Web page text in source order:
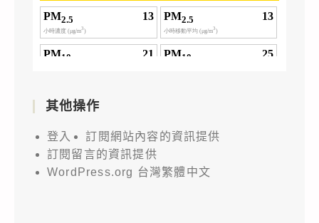
其他操作
登入
訂閱網站內容的資訊提供
訂閱留言的資訊提供
WordPress.org 台灣繁體中文